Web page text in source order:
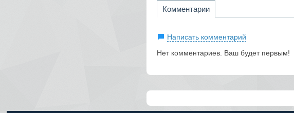
Комментарии
Написать комментарий
Нет комментариев. Ваш будет первым!